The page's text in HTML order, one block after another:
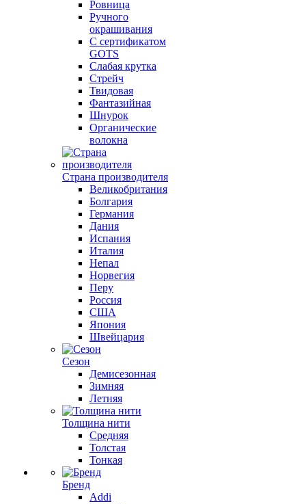
Ровница
Ручного
окрашивания
С сертификатом
GOTS
Слабая крутка
Стрейч
Твидовая
Фантазийная
Шнурок
Органические
волокна
Страна производителя
Великобритания
Болгария
Германия
Дания
Испания
Италия
Непал
Норвегия
Перу
Россия
США
Япония
Швейцария
Сезон
Демисезонная
Зимняя
Летняя
Толщина нити
Средняя
Толстая
Тонкая
Бренд
Addi